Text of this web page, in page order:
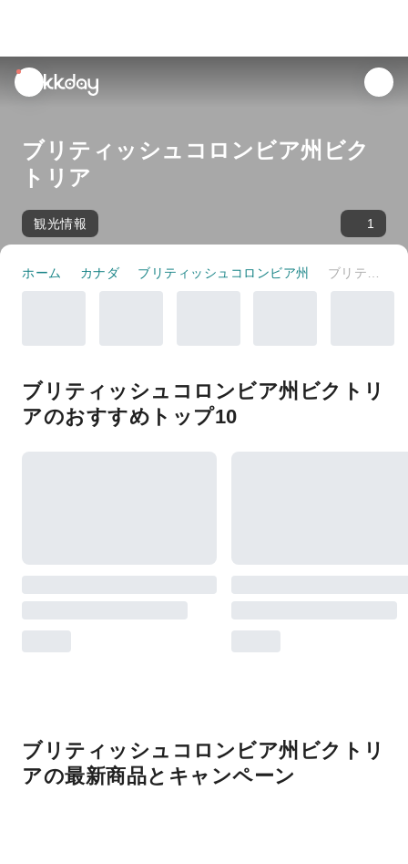
unread
notifications
ブリティッシュコロンビア州ビク
トリア
観光情報 1
ホーム カナダ ブリティッシュコロンビア州
ブリティッシュコロンビア州ビクトリ
アのおすすめトップ10
ブリティッシュコロンビア州ビクトリ
アの最新商品とキャンペーン